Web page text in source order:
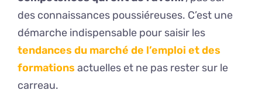
des connaissances poussiéreuses. C’est une
démarche indispensable pour saisir les
tendances du marché de l’emploi et des
formationsactuelles et ne pas rester sur le
carreau.